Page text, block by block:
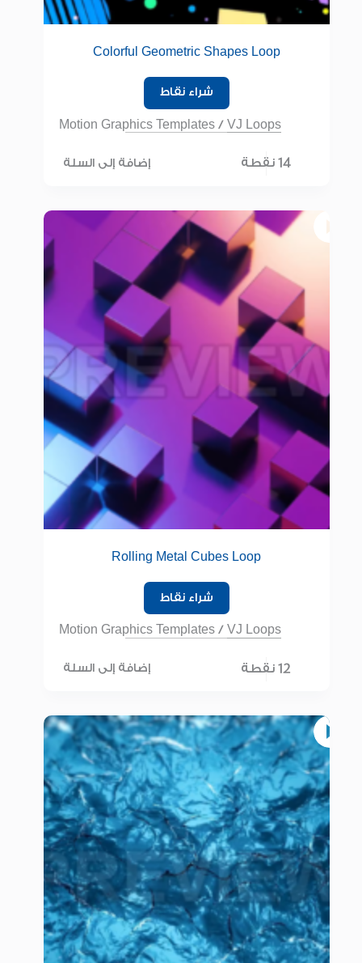
Colorful Geometric Shapes Loop
شراء نقاط
Motion Graphics Templates /VJ Loops
14 نقطة إضافة إلى السلة
Rolling Metal Cubes Loop
شراء نقاط
Motion Graphics Templates /VJ Loops
12 نقطة إضافة إلى السلة